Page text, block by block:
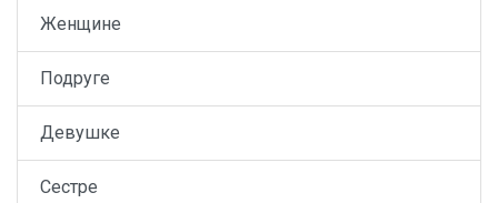
Женщине
Подруге
Девушке
Сестре